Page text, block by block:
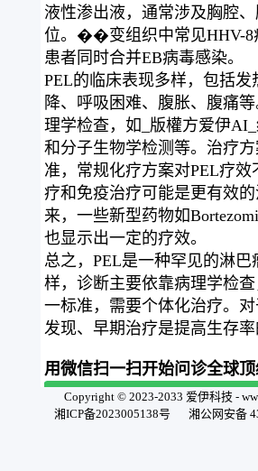
液性渗出液，通常涉及胸腔
位。��变组织中常见HHV-8
患者同时合并EB病毒感染。
PEL的临床表现多样，包括发
降、呼吸困难、腹胀、腹痛
理学检查，如_版權方爱伊
和分子生物学检测等。治疗
准，常规化疗方案对PEL疗
疗和免疫治疗可能是更有效
来，一些新型药物如
也显示出一定的疗效。
总之，PEL是一种罕见的淋巴
样，诊断主要依靠病理学检
一标准，需要个体化治疗。
发现、早期治疗是提高生存率
用微信扫一扫开始问诊全球
Copyright © 2023-2033 爱伊科技 -
湘ICP备2023005138号
湘公网安备